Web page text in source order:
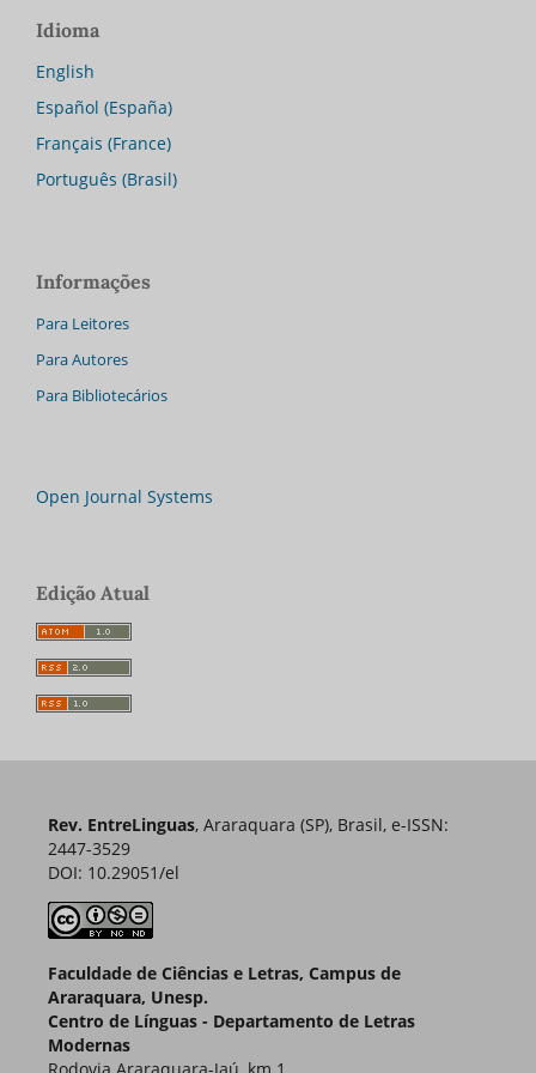
Idioma
English
Español (España)
Français (France)
Português (Brasil)
Informações
Para Leitores
Para Autores
Para Bibliotecários
Open Journal Systems
Edição Atual
Rev. EntreLinguas, Araraquara (SP), Brasil, e-ISSN:
2447-3529
DOI: 10.29051/el
Faculdade de Ciências e Letras, Campus de
Araraquara, Unesp.
Centro de Línguas - Departamento de Letras
Modernas
Rodovia Araraquara-Jaú, km 1